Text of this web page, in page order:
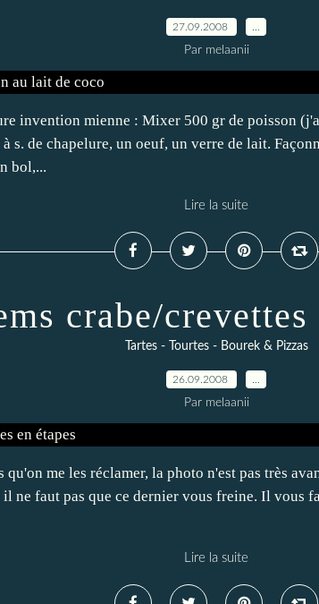
27.09.2008
Par melaanii
invention mienne : Mixer 500 gr de poisson
s. de chapelure, un oeuf, un verre de lait.
bol,...
Lire la suite
crabe/crevettes
Tartes - Tourtes - Bourek & Pizzas
26.09.2008
Par melaanii
me les réclamer, la photo n'est pas très
ne faut pas que ce dernier vous freine. Il vous
Lire la suite